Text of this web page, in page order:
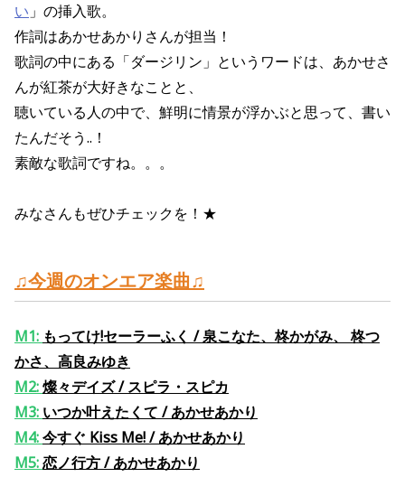
い 」の挿入歌。
作詞はあかせあかりさんが担当！
歌詞の中にある「ダージリン」というワードは、あかせさ
んが紅茶が大好きなことと、
聴いている人の中で、鮮明に情景が浮かぶと思って、書い
たんだそう..！
素敵な歌詞ですね。。。
みなさんもぜひチェックを！★
♫今週のオンエア楽曲♫
M1: もってけ!セーラーふく / 泉こなた、柊かがみ、 柊つ
かさ、高良みゆき
M2:燦々デイズ/スピラ・スピカ
M3: いつか叶えたくて / あかせあかり
M4:今すぐ Kiss Me! / あかせあかり
M5:恋ノ行方 / あかせあかり